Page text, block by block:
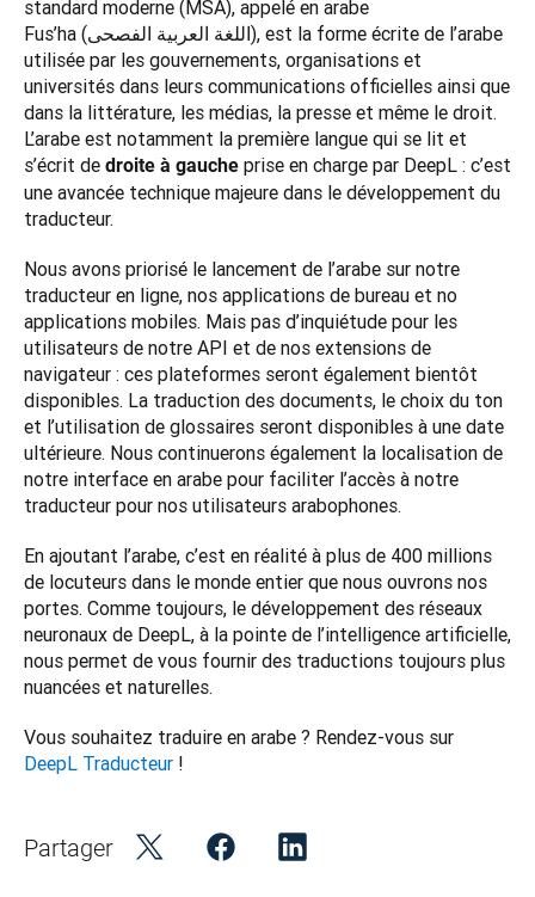
standard moderne (MSA), appelé en arabe
Fus’ha (اللغة العربية الفصحى), est la forme écrite de l’arabe
utilisée par les gouvernements, organisations et
universités dans leurs communications officielles ainsi que
dans la littérature, les médias, la presse et même le droit.
L’arabe est notamment la première langue qui se lit et
s’écrit de droite à gauche prise en charge par DeepL : c’est
une avancée technique majeure dans le développement du
traducteur.
Nous avons priorisé le lancement de l’arabe sur notre
traducteur en ligne, nos applications de bureau et no
applications mobiles. Mais pas d’inquiétude pour les
utilisateurs de notre API et de nos extensions de
navigateur : ces plateformes seront également bientôt
disponibles. La traduction des documents, le choix du ton
et l’utilisation de glossaires seront disponibles à une date
ultérieure. Nous continuerons également la localisation de
notre interface en arabe pour faciliter l’accès à notre
traducteur pour nos utilisateurs arabophones.
En ajoutant l’arabe, c’est en réalité à plus de 400 millions
de locuteurs dans le monde entier que nous ouvrons nos
portes. Comme toujours, le développement des réseaux
neuronaux de DeepL, à la pointe de l’intelligence artificielle,
nous permet de vous fournir des traductions toujours plus
nuancées et naturelles.
DeepL Traducteur !
Partager